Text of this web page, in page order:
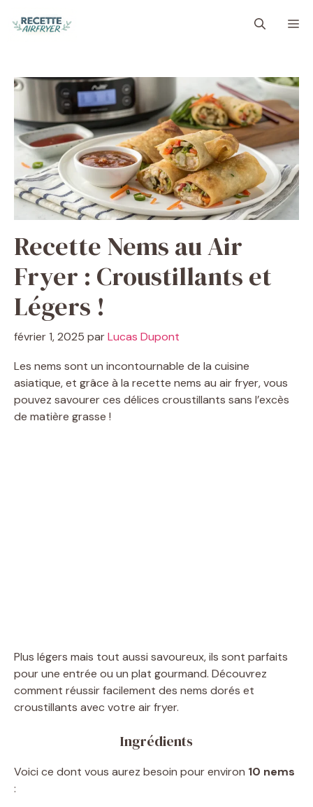
Recette Nems au Air
Fryer : Croustillants et
Légers !
février 1, 2025 parLucas Dupont
Les nems sont un incontournable de la cuisine
asiatique, et grâce à la recette nems au air fryer, vous
pouvez savourer ces délices croustillants sans l’excès
de matière grasse !
Plus légers mais tout aussi savoureux, ils sont parfaits
pour une entrée ou un plat gourmand. Découvrez
comment réussir facilement des nems dorés et
croustillants avec votre air fryer.
Ingrédients
Voici ce dont vous aurez besoin pour environ 10 nems
: